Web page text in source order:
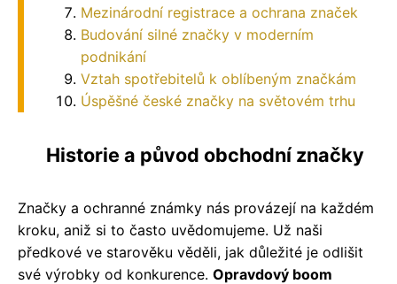
Mezinárodní registrace a ochrana značek
Budování silné značky v moderním
podnikání
Vztah spotřebitelů k oblíbeným značkám
Úspěšné české značky na světovém trhu
Historie a původ obchodní značky
Značky a ochranné známky nás provázejí na každém
kroku, aniž si to často uvědomujeme. Už naši
předkové ve starověku věděli, jak důležité je odlišit
své výrobky od konkurence. Opravdový boom